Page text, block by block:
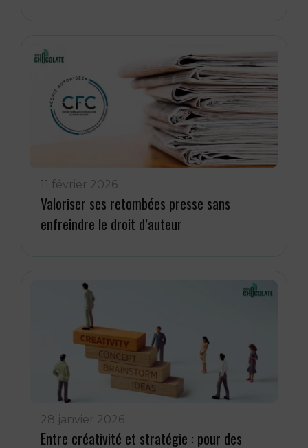
11 février 2026
Valoriser ses retombées presse sans
enfreindre le droit d’auteur
28 janvier 2026
Entre créativité et stratégie : pour des